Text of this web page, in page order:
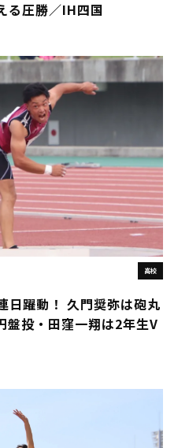
る圧勝／IH四国
高校
日躍動！ 久門奨弥は砲丸
盤投・田窪一翔は2年生V